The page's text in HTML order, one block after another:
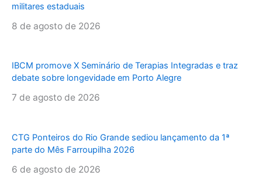
militares estaduais
8 de agosto de 2026
IBCM promove X Seminário de Terapias Integradas e traz
debate sobre longevidade em Porto Alegre
7 de agosto de 2026
CTG Ponteiros do Rio Grande sediou lançamento da 1ª
parte do Mês Farroupilha 2026
6 de agosto de 2026